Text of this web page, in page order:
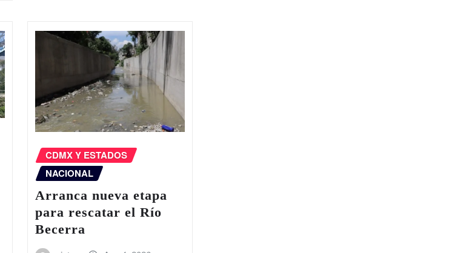
CDMX Y ESTADOS
NACIONAL
Arranca nueva etapa
para rescatar el Río
Becerra